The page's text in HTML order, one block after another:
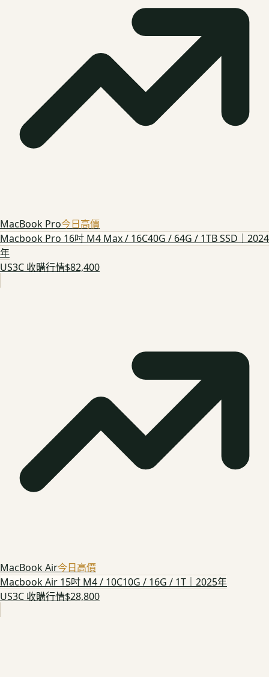
MacBook Pro今日高價
Macbook Pro 16吋 M4 Max / 16C40G / 64G / 1TB SSD｜2024
年
US3C 收購行情$82,400
MacBook Air今日高價
Macbook Air 15吋 M4 / 10C10G / 16G / 1T｜2025年
US3C 收購行情$28,800